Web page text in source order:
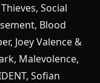
Social
Blood
Joey Valence &
Malevolence,
Sofian